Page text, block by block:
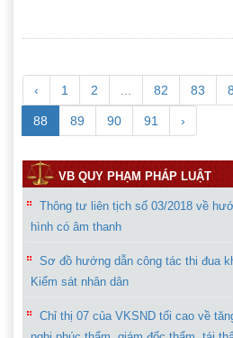
‹ 1 2 82 83
88 89 90 91 ›
VB QUY PHẠM PHÁP LUẬT
Thông tư liên tịch số 03/2018 về
hình có âm thanh
Sơ đồ hướng dẫn công tác thi đua
Kiểm sát nhân dân
Chỉ thị 07 của VKSND tối cao về